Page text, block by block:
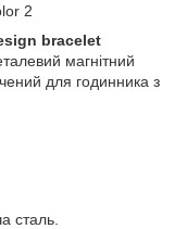
2
bracelet
магнітний
для годинника з
сталь.